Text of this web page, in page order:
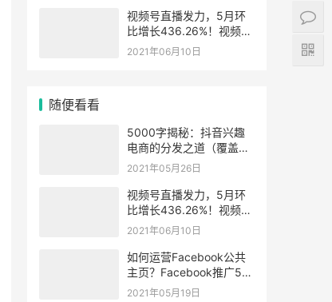
视频号直播发力，5月环
比增长436.26%！视频号
直播有哪些新机会
2021年06月10日
随便看看
5000字揭秘：抖音兴趣
电商的分发之道（覆盖
SEO内测、应对策略、品
2021年05月26日
视频号直播发力，5月环
比增长436.26%！视频号
直播有哪些新机会
2021年06月10日
如何运营Facebook公共
主页？Facebook推广5个
要点！
2021年05月19日